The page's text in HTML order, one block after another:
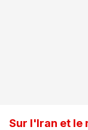
Sur l'Iran et le